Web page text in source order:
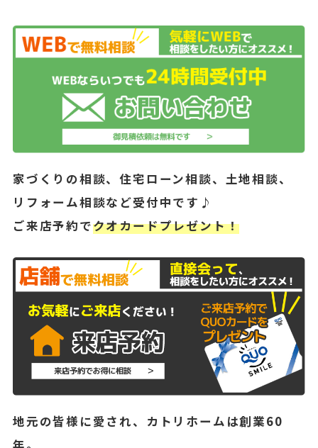
家づくりの相談、住宅ローン相談、土地相談、
リフォーム相談など受付中です♪
ご来店予約でクオカードプレゼント！
地元の皆様に愛され、カトリホームは創業60
年。